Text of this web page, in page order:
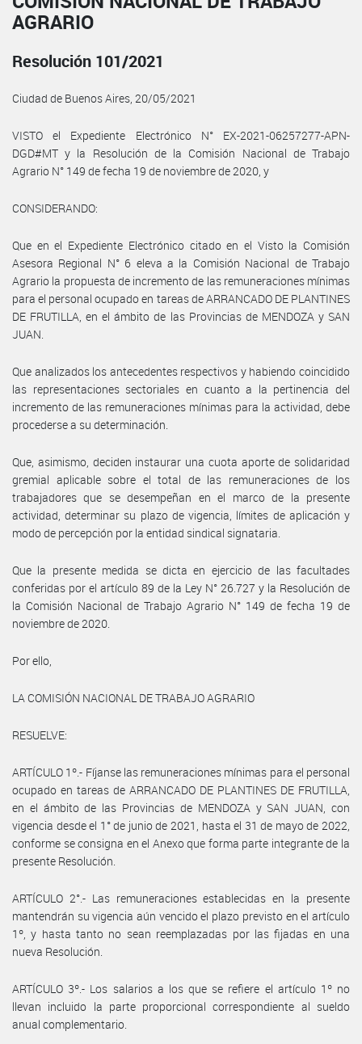
AGRARIO
Resolución 101/2021
Ciudad de Buenos Aires, 20/05/2021
VISTO el Expediente Electrónico N° EX-2021-06257277-APN-
DGD#MT y la Resolución de la Comisión Nacional de Trabajo
Agrario N° 149 de fecha 19 de noviembre de 2020, y
CONSIDERANDO:
Que en el Expediente Electrónico citado en el Visto la Comisión
Asesora Regional N° 6 eleva a la Comisión Nacional de Trabajo
Agrario la propuesta de incremento de las remuneraciones mínimas
para el personal ocupado en tareas de ARRANCADO DE PLANTINES
DE FRUTILLA, en el ámbito de las Provincias de MENDOZA y SAN
JUAN.
Que analizados los antecedentes respectivos y habiendo coincidido
las representaciones sectoriales en cuanto a la pertinencia del
incremento de las remuneraciones mínimas para la actividad, debe
procederse a su determinación.
Que, asimismo, deciden instaurar una cuota aporte de solidaridad
gremial aplicable sobre el total de las remuneraciones de los
trabajadores que se desempeñan en el marco de la presente
actividad, determinar su plazo de vigencia, límites de aplicación y
modo de percepción por la entidad sindical signataria.
Que la presente medida se dicta en ejercicio de las facultades
conferidas por el artículo 89 de la Ley N° 26.727 y la Resolución de
la Comisión Nacional de Trabajo Agrario N° 149 de fecha 19 de
noviembre de 2020.
Por ello,
LA COMISIÓN NACIONAL DE TRABAJO AGRARIO
RESUELVE:
ARTÍCULO 1º.- Fíjanse las remuneraciones mínimas para el personal
ocupado en tareas de ARRANCADO DE PLANTINES DE FRUTILLA,
en el ámbito de las Provincias de MENDOZA y SAN JUAN, con
vigencia desde el 1° de junio de 2021, hasta el 31 de mayo de 2022,
conforme se consigna en el Anexo que forma parte integrante de la
presente Resolución.
ARTÍCULO 2°.- Las remuneraciones establecidas en la presente
mantendrán su vigencia aún vencido el plazo previsto en el artículo
1º, y hasta tanto no sean reemplazadas por las fijadas en una
nueva Resolución.
ARTÍCULO 3º.- Los salarios a los que se refiere el artículo 1º no
llevan incluido la parte proporcional correspondiente al sueldo
anual complementario.